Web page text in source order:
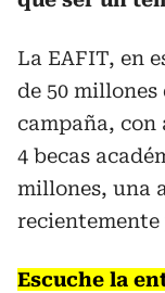
La EAFIT, en
de 50 millones
campaña,
4 becas
millones, una
Escuche la